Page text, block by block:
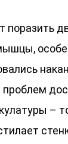
поразить
проблем
–